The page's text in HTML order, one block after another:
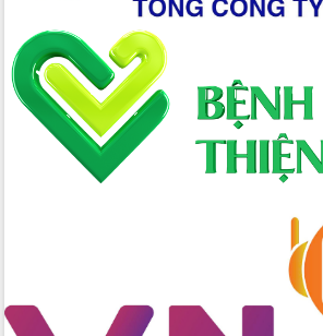
Đắk Lắk nỗ lực thúc đẩy tăng trưởng
kinh tế từ 10% trở lên trong Quý
II/2026
Đắk Lắk ký kết thỏa thuận hợp tác về
chuyển đổi số giai đoạn 2026 – 2030
với Tập đoàn Bưu chính Viễn thông
Việt Nam
Thứ trưởng Bộ Y tế làm việc với tỉnh
Tập huấn ứng dụng trí tuệ nhân tạo (AI)